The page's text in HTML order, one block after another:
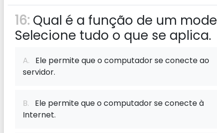
16: Qual é a função de um
Selecione tudo o que se aplica.
A. Ele permite que o computador se conecte ao
servidor.
B. Ele permite que o computador se conecte à
Internet.